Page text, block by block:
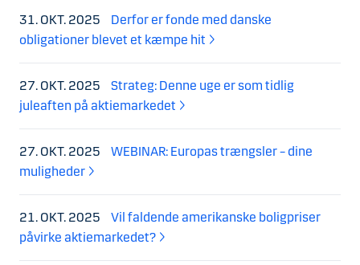
31. OKT. 2025
Derfor er fonde med danske
obligationer blevet et kæmpe hit
27. OKT. 2025
Strateg: Denne uge er som tidlig
juleaften på aktiemarkedet
27. OKT. 2025
WEBINAR: Europas trængsler – dine
muligheder
21. OKT. 2025
Vil faldende amerikanske boligpriser
påvirke aktiemarkedet?